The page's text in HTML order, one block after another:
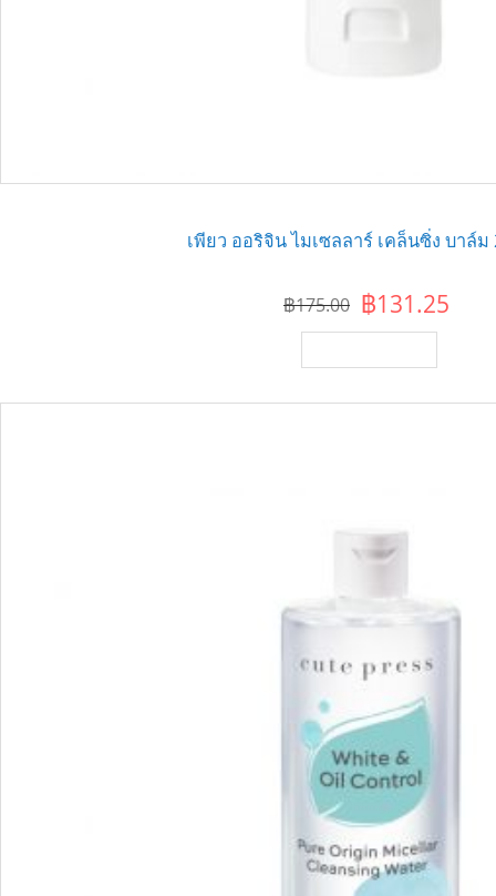
เพียว ออริจิน ไมเซลลาร์ เคล็นซิ่ง บาล์ม
฿131.25
฿175.00